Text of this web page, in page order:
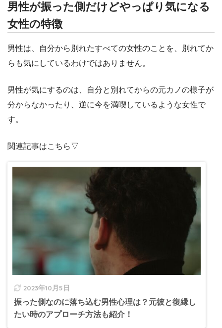
男性が振った側だけどやっぱり気になる
女性の特徴
男性は、自分から別れたすべての女性のことを、別れてか
らも気にしているわけではありません。
男性が気にするのは、自分と別れてからの元カノの様子が
分からなかったり、逆に今を満喫しているような女性で
す。
関連記事はこちら▽
2023年10月5日
振った側なのに落ち込む男性心理は？元彼と復縁し
たい時のアプローチ方法も紹介！